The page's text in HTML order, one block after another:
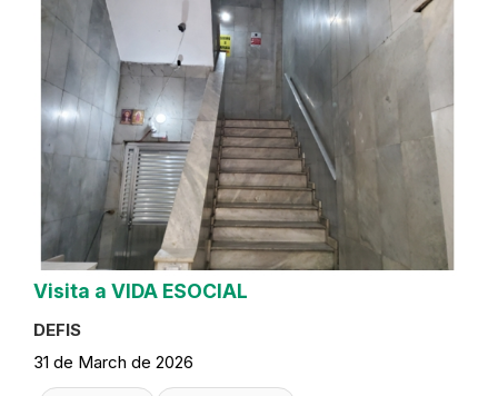
Visita a VIDA ESOCIAL
DEFIS
31 de March de 2026